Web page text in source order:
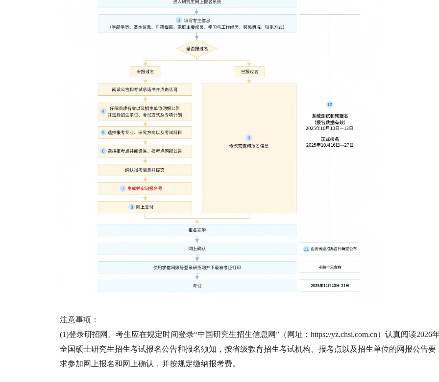
注意事项：
(1)登录研招网。考生应在规定时间登录“中国研究生招生信息网”（网址：https://yz.chsi.com.cn）认真阅读2026
全国硕士研究生招生考试报名公告和报名须知，按省级教育招生考试机构、报考点以及招生单位的网报公告要
求参加网上报名和网上确认，并按规定缴纳报考费。